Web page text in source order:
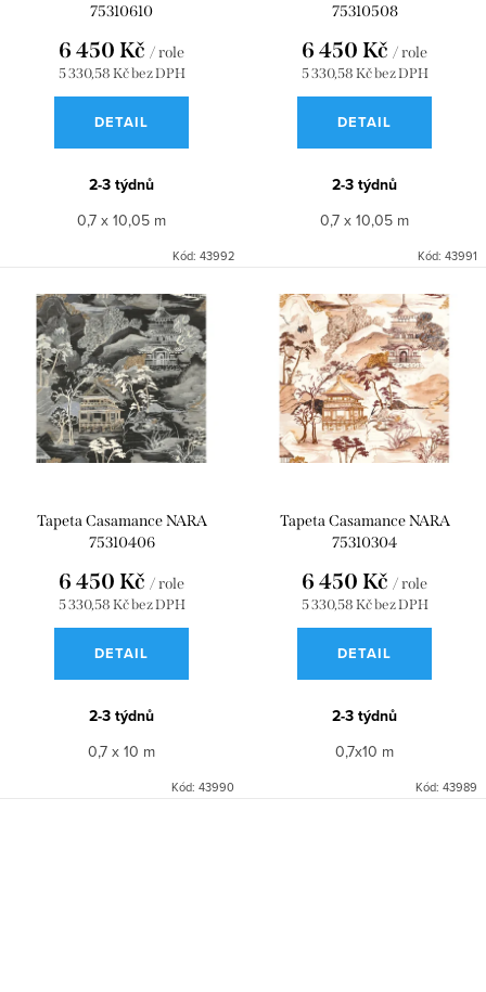
75310610
5 330,58 Kč bez DPH
6 450 Kč / role
DETAIL
2-3 týdnů
0,7 x 10,05 m
Kód: 43992
75310508
5 330,58 Kč bez DPH
6 450 Kč / role
DETAIL
2-3 týdnů
0,7 x 10,05 m
Kód: 43991
Tapeta Casamance NARA
75310406
5 330,58 Kč bez DPH
6 450 Kč / role
DETAIL
2-3 týdnů
0,7 x 10 m
Kód: 43990
Tapeta Casamance NARA
75310304
5 330,58 Kč bez DPH
6 450 Kč / role
DETAIL
2-3 týdnů
0,7x10 m
Kód: 43989